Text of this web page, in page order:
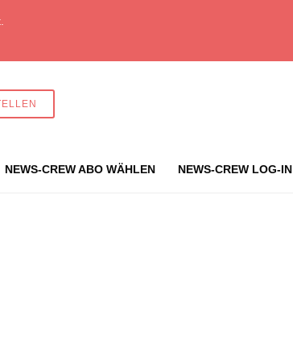
NEWS-CREW ABO WÄHLEN NEWS-CREW LOG-IN